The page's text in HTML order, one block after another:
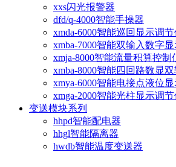
xxs闪光报警器
dfd/q-4000智能手操器
xmda-6000智能巡回显示调节
xmba-7000智能双输入数字
xmja-8000智能流量积算控制
xmba-8000智能四回路数显
xmya-6000智能电接点液位
xmga-2000智能光柱显示调节
变送模块系列
hhpd智能配电器
hhgl智能隔离器
hwdb智能温度变送器